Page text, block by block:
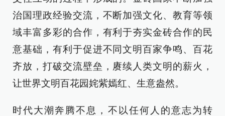
治国理政经验交流，不断加强文化、教育等领
域丰富多彩的合作，有利于夯实金砖合作的民
意基础，有利于促进不同文明百家争鸣、百花
齐放，打破交流壁垒，赓续人类文明的薪火，
让世界文明百花园姹紫嫣红、生意盎然。
时代大潮奔腾不息，不以任何人的意志为转